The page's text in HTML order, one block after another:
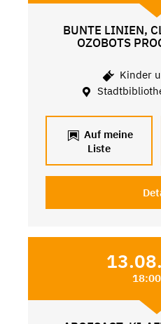
BUNTE LINIEN,
OZOBOTS
Kinder
Auf meine
Liste